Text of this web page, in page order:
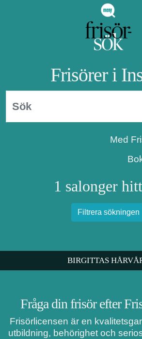
Frisörer i
Med
1 salonger
Filtrera sökningen
BIRGITTAS
Fråga din frisör efter
Frisörlicensen är en
utbildning, behörighet och